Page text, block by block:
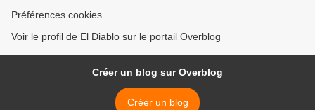
Préférences cookies
Voir le profil de El Diablo sur le portail Overblog
Créer un blog sur Overblog
Créer un blog